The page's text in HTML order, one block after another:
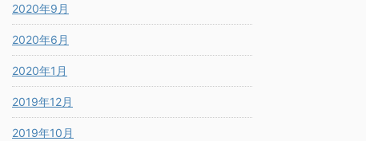
2020年9月
2020年6月
2020年1月
2019年12月
2019年10月